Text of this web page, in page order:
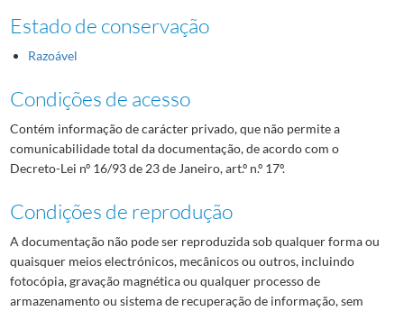
Estado de conservação
Razoável
Condições de acesso
Contém informação de carácter privado, que não permite a
comunicabilidade total da documentação, de acordo com o
Decreto-Lei nº 16/93 de 23 de Janeiro, art.º n.º 17º.
Condições de reprodução
A documentação não pode ser reproduzida sob qualquer forma ou
quaisquer meios electrónicos, mecânicos ou outros, incluindo
fotocópia, gravação magnética ou qualquer processo de
armazenamento ou sistema de recuperação de informação, sem